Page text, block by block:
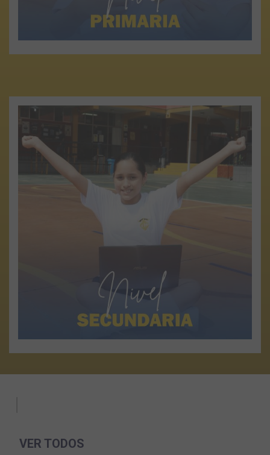
NIVEL SECUNDARIA
Nuestros estudiantes del nivel secundario, en este
último nivel escolar, ponen de manifiesto las
capacidades, los conocimientos, su madurez y los
valores afianzados...
VER TODOS